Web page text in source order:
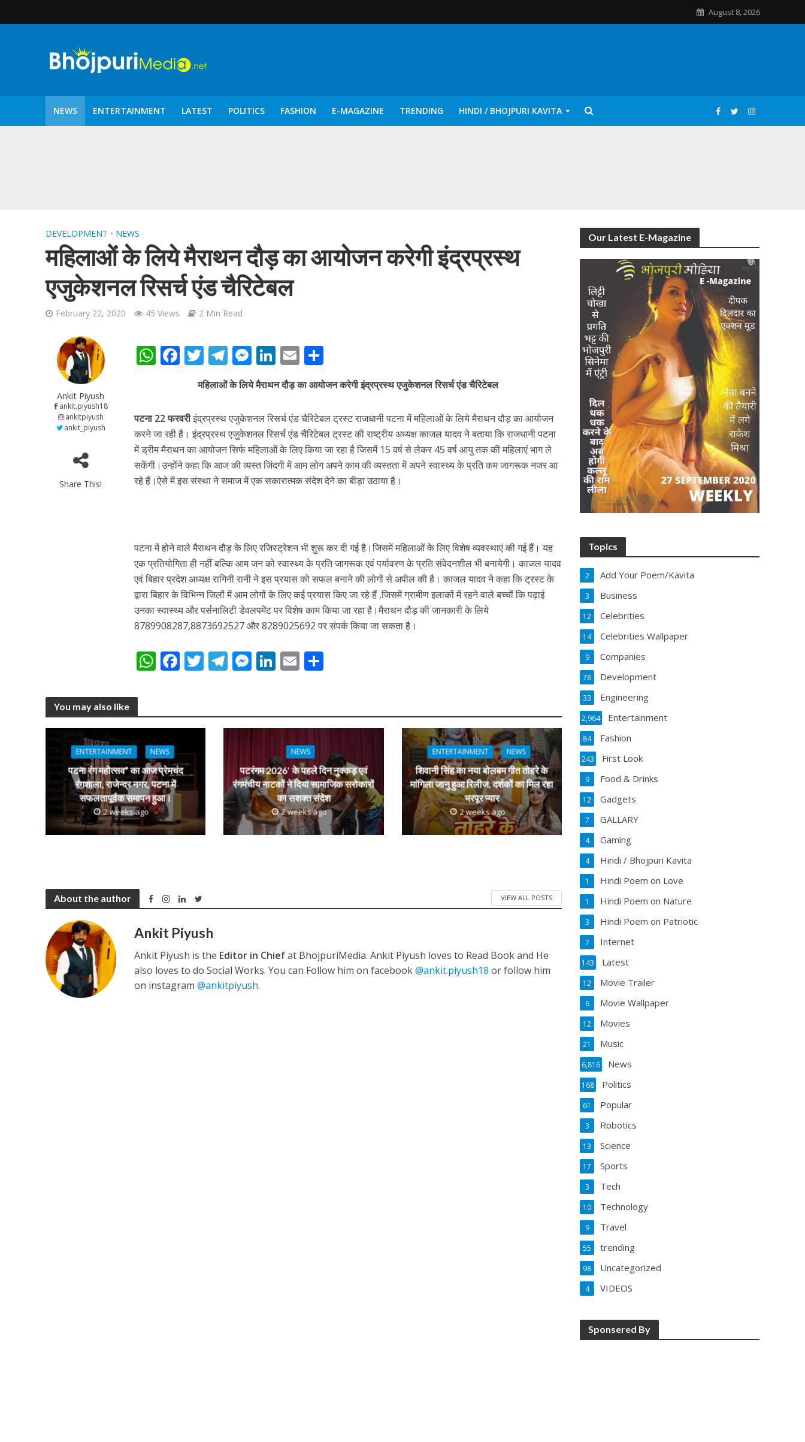
August 8, 2026
NEWS ENTERTAINMENT LATEST POLITICS FASHION E-MAGAZINE TRENDING HINDI / BHOJPURI KAVITA
शिवानी सिंह का नया बोलबम गीत तोहरे के मांगिला जानु हुआ रिलीज, दर्शकों का मिल रहा भरपूर प्यार
पवन सिंह का बॉलीवुड में महाधमाका, ‘सिर्फ आपके’ की शूटिंग लखनऊ और भोपाल में हुई पूरी”
नेहा म्यूजिक वर्ल्ड पर रिलीज हुआ भोजपुरी गीत जिंदगी जियल छोड़ देहब, दर्शकों का मिल रहा भरपूर प्यार
साजिद नाडियाडवाला के साथ 25 वर्षों का सफर, अब ‘ओम गोल्डन फ्यूचर मूवीज़’ के साथ नई पारी शुरू करेंगे प्रेमचंद्र झा
DEVELOPMENT • NEWS
महिलाओं के लिये मैराथन दौड़ का आयोजन करेगी इंद्रप्रस्थ
एजुकेशनल रिसर्च एंड चैरिटेबल
February 22, 2020 45 Views 2 Min Read
Ankit Piyush
ankit.piyush18
ankitpiyush
ankit_piyush
Share This!
W
s
A
p
p
F
b
o
o
k
T
w
itt
er
T
el
e
gr
a
m
M
e
ss
e
n
g
er
Li
n
k
e
dI
n
E
ai
l
h
ar
e
महिलाओं के लिये मैराथन दौड़ का आयोजन करेगी इंद्रप्रस्थ एजुकेशनल रिसर्च एंड चैरिटेबल
पटना 22 फरवरीइंद्रप्रस्थ एजुकेशनल रिसर्च एंड चैरिटेबल ट्रस्ट राजधानी पटना में महिलाओं के लिये मैराथन दौड़ का आयोजन
करने जा रही है। इंद्रप्रस्थ एजुकेशनल रिसर्च एंड चैरिटेबल ट्रस्ट की राष्ट्रीय अध्यक्ष काजल यादव ने बताया कि राजधानी पटना
में ड्रीम मैराथन का आयोजन सिर्फ महिलाओं के लिए किया जा रहा है जिसमें 15 वर्ष से लेकर 45 वर्ष आयु तक की महिलाएं भाग ले
सकेंगी।उन्होंने कहा कि आज की व्यस्त जिंदगी में आम लोग अपने काम की व्यस्तता में अपने स्वास्थ्य के प्रति कम जागरूक नजर आ
रहे हैं।ऐसे में इस संस्था ने समाज में एक सकारात्मक संदेश देने का बीड़ा उठाया है।
पटना में होने वाले मैराथन दौड़ के लिए रजिस्ट्रेशन भी शुरू कर दी गई है।जिसमें महिलाओं के लिए विशेष व्यवस्थाएं की गई हैं। यह
एक प्रतियोगिता ही नहीं बल्कि आम जन को स्वास्थ्य के प्रति जागरूक एवं पर्यावरण के प्रति संवेदनशील भी बनायेगी। काजल यादव
एवं बिहार प्रदेश अध्यक्ष रागिनी रानी ने इस प्रयास को सफल बनाने की लोगों से अपील की है। काजल यादव ने कहा कि ट्रस्ट के
द्वारा बिहार के विभिन्न जिलों में आम लोगों के लिए कई प्रयास किए जा रहे हैं ,जिसमें ग्रामीण इलाकों में रहने वाले बच्चों कि पढ़ाई
उनका स्वास्थ्य और पर्सनालिटी डेवलपमेंट पर विशेष काम किया जा रहा है।मैराथन दौड़ की जानकारी के लिये
8789908287,8873692527 और 8289025692 पर संपर्क किया जा सकता है।
W
s
p
p
F
b
o
k
T
er
T
gr
a
m
M
e
g
er
Li
e
n
E
l e
You may also like
ENTERTAINMENT NEWS
पटना रंग महोत्सव” का आज प्रेमचंद
रंगशाला, राजेन्द्र नगर, पटना में
सफलतापूर्वक समापन हुआ।
2 weeks ago
NEWS
पटरंगम 2026′ के पहले दिन नुक्कड़ एवं
रंगमंचीय नाटकों ने दिया सामाजिक सरोकारों
का सशक्त संदेश
2 weeks ago
ENTERTAINMENT NEWS
शिवानी सिंह का नया बोलबम गीत तोहरे के
मांगिला जानु हुआ रिलीज, दर्शकों का मिल रहा
भरपूर प्यार
2 weeks ago
About the author VIEW ALL POSTS
Ankit Piyush
Ankit Piyush is the Editor in Chiefat BhojpuriMedia. Ankit Piyush loves to Read Book and He
also loves to do Social Works. You can Follow him on facebook@ankit.piyush18 or follow him
on instagram@ankitpiyush.
Our Latest E-Magazine
Topics
Add Your Poem/Kavita
2
Business
3
Celebrities
12
Celebrities Wallpaper
14
Companies
9
Development
78
Engineering
33
Entertainment
2,964
Fashion
84
First Look
243
Food & Drinks
9
Gadgets
12
GALLARY
7
Gaming
4
Hindi / Bhojpuri Kavita
4
Hindi Poem on Love
1
Hindi Poem on Nature
1
Hindi Poem on Patriotic
3
Internet
7
Latest
143
Movie Trailer
12
Movie Wallpaper
6
Movies
12
Music
21
News
6,816
Politics
168
Popular
61
Robotics
3
Science
13
Sports
17
Tech
3
Technology
10
Travel
9
trending
55
Uncategorized
98
VIDEOS
4
Sponsered By